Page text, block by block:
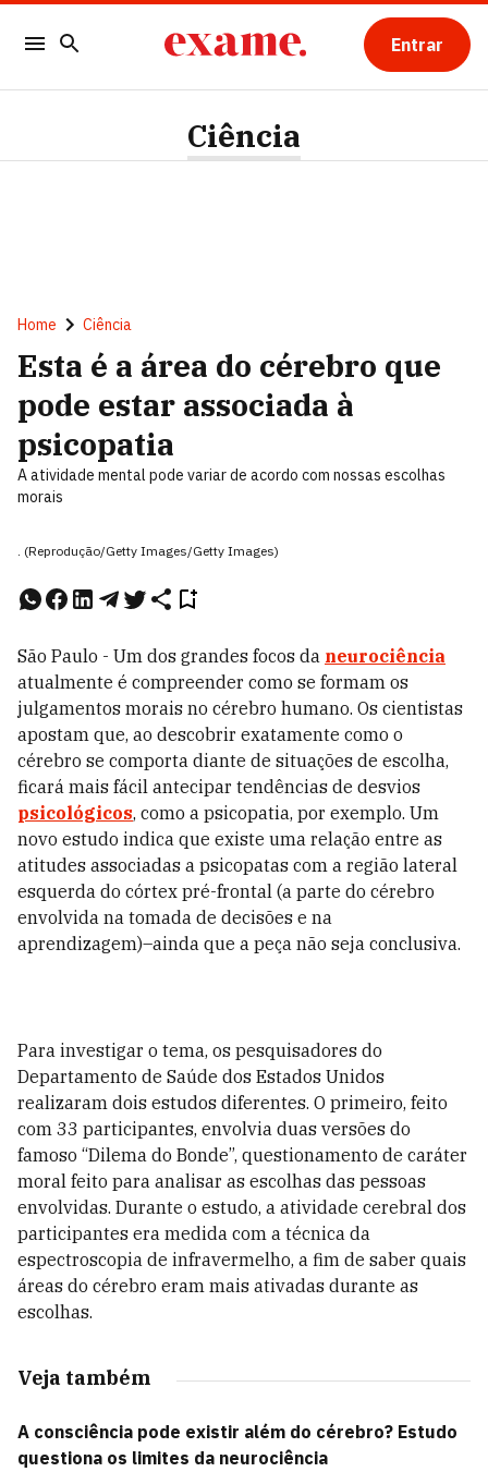
Entrar
Ciência
Home Ciência
Esta é a área do cérebro que
pode estar associada à
psicopatia
A atividade mental pode variar de acordo com nossas escolhas
morais
. (Reprodução/Getty Images/Getty Images)
São Paulo - Um dos grandes focos da neurociência
atualmente é compreender como se formam os
julgamentos morais no cérebro humano. Os cientistas
apostam que, ao descobrir exatamente como o
cérebro se comporta diante de situações de escolha,
ficará mais fácil antecipar tendências de desvios
psicológicos, como a psicopatia, por exemplo. Um
novo estudo indica que existe uma relação entre as
atitudes associadas a psicopatas com a região lateral
esquerda do córtex pré-frontal (a parte do cérebro
envolvida na tomada de decisões e na
aprendizagem)–ainda que a peça não seja conclusiva.
Para investigar o tema, os pesquisadores do
Departamento de Saúde dos Estados Unidos
realizaram dois estudos diferentes. O primeiro, feito
com 33 participantes, envolvia duas versões do
famoso “Dilema do Bonde”, questionamento de caráter
moral feito para analisar as escolhas das pessoas
envolvidas. Durante o estudo, a atividade cerebral dos
participantes era medida com a técnica da
espectroscopia de infravermelho, a fim de saber quais
áreas do cérebro eram mais ativadas durante as
escolhas.
Veja também
A consciência pode existir além do cérebro? Estudo
questiona os limites da neurociência